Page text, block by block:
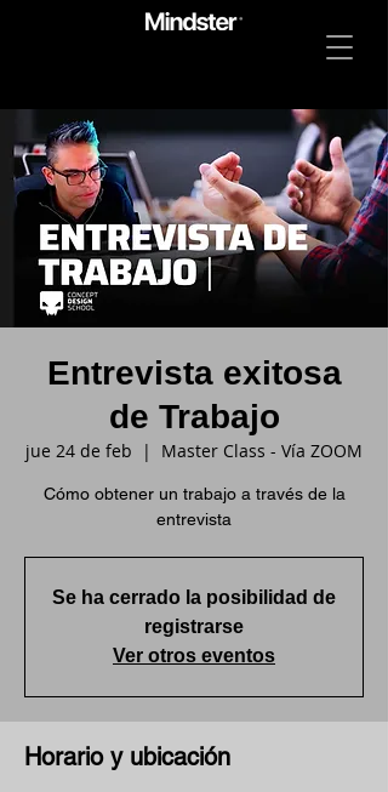
Entrevista exitosa
de Trabajo
jue 24 de feb
  |
Master Class - Vía ZOOM
Cómo obtener un trabajo a través de la
entrevista
Se ha cerrado la posibilidad de
registrarse
Ver otros eventos
Horario y ubicación